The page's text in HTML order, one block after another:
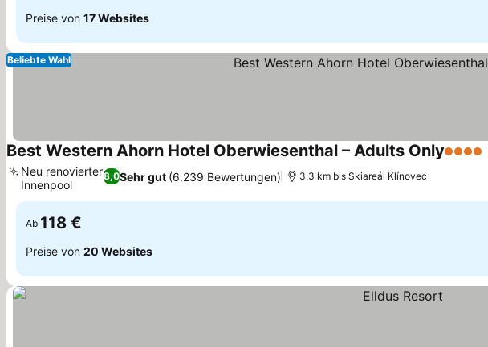
Preise von 17 Websites
Beliebte Wahl
Best Western Ahorn Hotel Oberwiesenthal – Adults Only4 Sterne
8,0Sehr gut (6.239 Bewertungen)
Neu renovierter
Innenpool
3.3 km bis Skiareál Klínovec
Ab 118 €
Preise von 20 Websites